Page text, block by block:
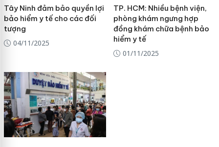
Tây Ninh đảm bảo quyền lợi
bảo hiểm y tế cho các đối
tượng
04/11/2025
TP. HCM: Nhiều bệnh viện,
phòng khám ngưng hợp
đồng khám chữa bệnh bảo
hiểm y tế
01/11/2025